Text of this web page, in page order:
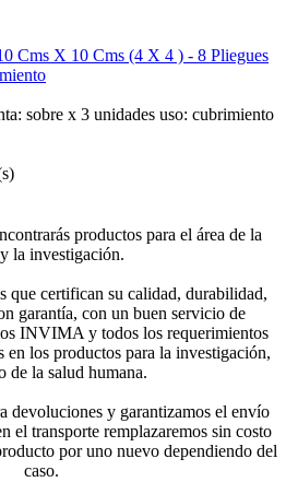
Cms X 10 Cms (4 X 4 ) - 8 Pliegues
sobre x 3 unidades uso: cubrimiento
productos para el área de la
la investigación.
que certifican su calidad, durabilidad,
garantía, con un buen servicio de
INVIMA y todos los requerimientos
en los productos para la investigación,
de la salud humana.
devoluciones y garantizamos el envío
el transporte remplazaremos sin costo
por uno nuevo dependiendo del
caso.